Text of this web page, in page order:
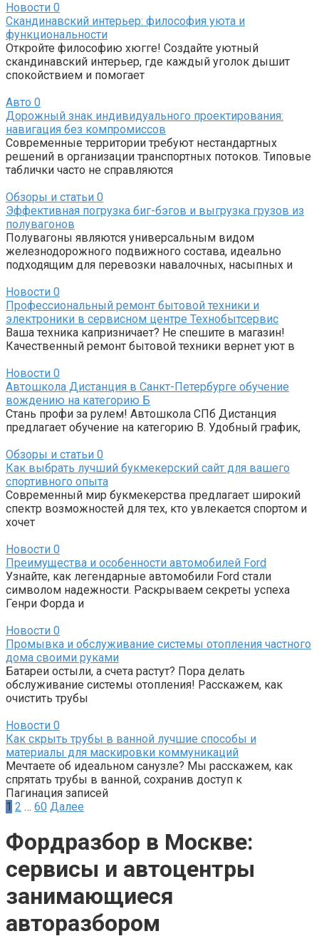
Новости 0
Скандинавский интерьер: философия уюта и
функциональности
Откройте философию хюгге! Создайте уютный
скандинавский интерьер, где каждый уголок дышит
спокойствием и помогает
Авто 0
Дорожный знак индивидуального проектирования:
навигация без компромиссов
Современные территории требуют нестандартных
решений в организации транспортных потоков. Типовые
таблички часто не справляются
Обзоры и статьи 0
Эффективная погрузка биг-бэгов и выгрузка грузов из
полувагонов
Полувагоны являются универсальным видом
железнодорожного подвижного состава, идеально
подходящим для перевозки навалочных, насыпных и
Новости 0
Профессиональный ремонт бытовой техники и
электроники в сервисном центре Технобытсервис
Ваша техника капризничает? Не спешите в магазин!
Качественный ремонт бытовой техники вернет уют в
Новости 0
Автошкола Дистанция в Санкт-Петербурге обучение
вождению на категорию Б
Стань профи за рулем! Автошкола СПб Дистанция
предлагает обучение на категорию B. Удобный график,
Обзоры и статьи 0
Как выбрать лучший букмекерский сайт для вашего
спортивного опыта
Современный мир букмекерства предлагает широкий
спектр возможностей для тех, кто увлекается спортом и
хочет
Новости 0
Преимущества и особенности автомобилей Ford
Узнайте, как легендарные автомобили Ford стали
символом надежности. Раскрываем секреты успеха
Генри Форда и
Новости 0
Промывка и обслуживание системы отопления частного
дома своими руками
Батареи остыли, а счета растут? Пора делать
обслуживание системы отопления! Расскажем, как
очистить трубы
Новости 0
Как скрыть трубы в ванной лучшие способы и
материалы для маскировки коммуникаций
Мечтаете об идеальном санузле? Мы расскажем, как
спрятать трубы в ванной, сохранив доступ к
Пагинация записей
1 2 … 60 Далее
Фордразбор в Москве:
сервисы и автоцентры
занимающиеся
авторазбором